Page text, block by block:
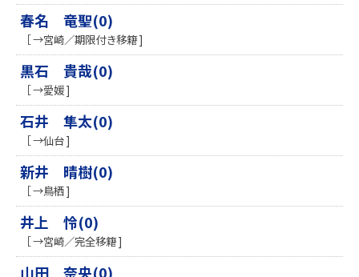
春名 竜聖(0)
［ →宮崎／期限付き移籍 ]
黒石 貴哉(0)
［ →愛媛 ]
石井 隼太(0)
［ →仙台 ]
新井 晴樹(0)
［ →鳥栖 ]
井上 怜(0)
［ →宮崎／完全移籍 ]
山田 奈央(0)